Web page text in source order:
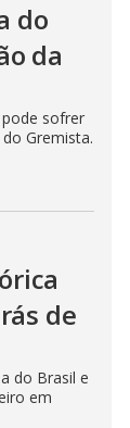
do
da
sofrer
Gremista.
de
do Brasil e
em